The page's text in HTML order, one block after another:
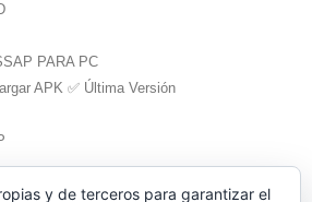
PARA PC
APK ✅️ Última Versión
APK ✅️ Última Versión
y de terceros para garantizar el